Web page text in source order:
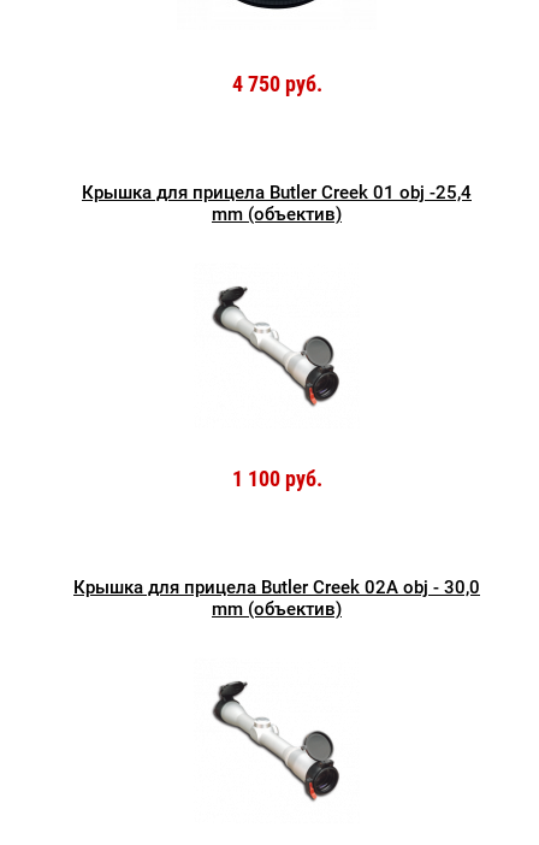
4 750 руб.
Крышка для прицела Butler Creek 01 obj -25,4
mm (объектив)
1 100 руб.
Крышка для прицела Butler Creek 02А obj - 30,0
mm (объектив)